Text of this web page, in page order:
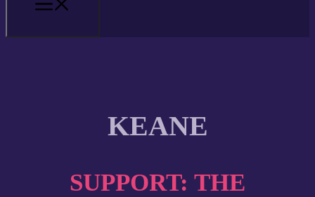
KEANE
SUPPORT: THE